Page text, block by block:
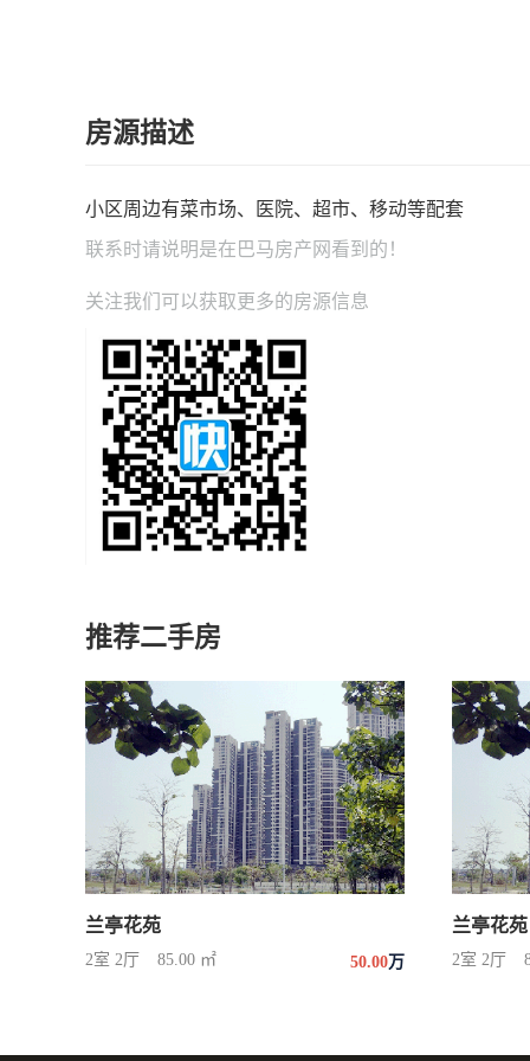
房源描述
小区周边有菜市场、医院、超市、移动等配套
联系时请说明是在 巴马房产网 看到的！
关注我们可以获取更多的房源信息
推荐二手房
兰亭花苑
2室 2厅 85.00 ㎡ 50.00万
兰亭花苑
2室 2厅